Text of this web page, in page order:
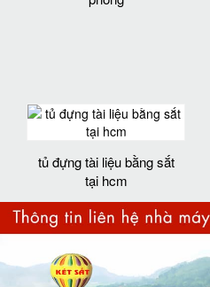
tủ đựng tài liệu bằng sắt
tại hcm